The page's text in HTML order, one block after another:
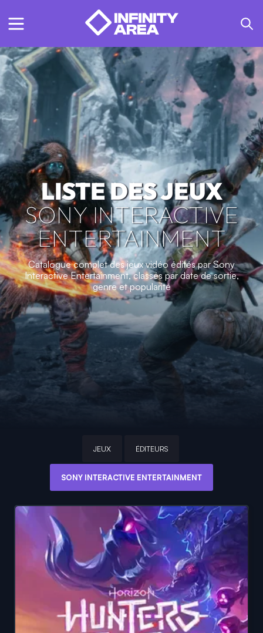
LISTE DES JEUX
SONY INTERACTIVE
ENTERTAINMENT
Catalogue complet des jeux vidéo édités par Sony
Interactive Entertainment, classés par date de sortie,
genre et popularité
JEUX ÉDITEURS
SONY INTERACTIVE ENTERTAINMENT